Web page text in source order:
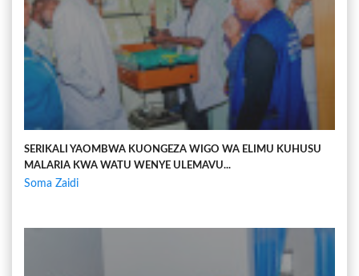
SERIKALI YAOMBWA KUONGEZA WIGO WA ELIMU KUHUSU
MALARIA KWA WATU WENYE ULEMAVU...
Soma Zaidi